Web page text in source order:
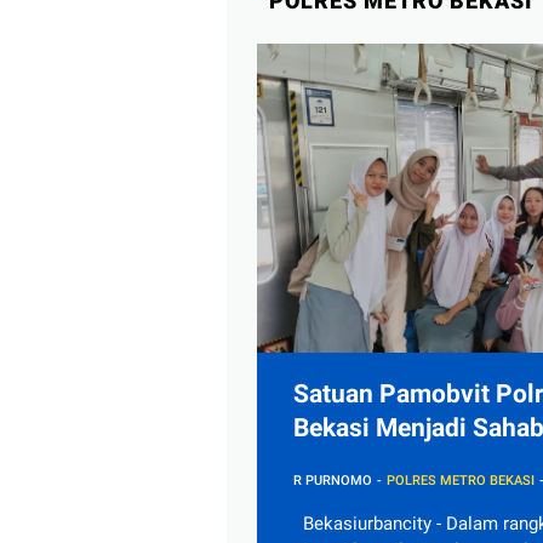
Satuan Pamobvit
Bekasi Menjadi
R PURNOMO POLRES METRO BEKASI
Bekasiurbancity - Dalam